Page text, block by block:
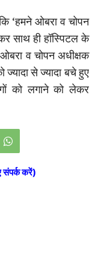
‘हमने ओबरा व चोपन
साथ ही हॉस्पिटल के
व चोपन अधीक्षक
ज्यादा से ज्यादा बचे हुए
को लगाने को लेकर
संपर्क करें)